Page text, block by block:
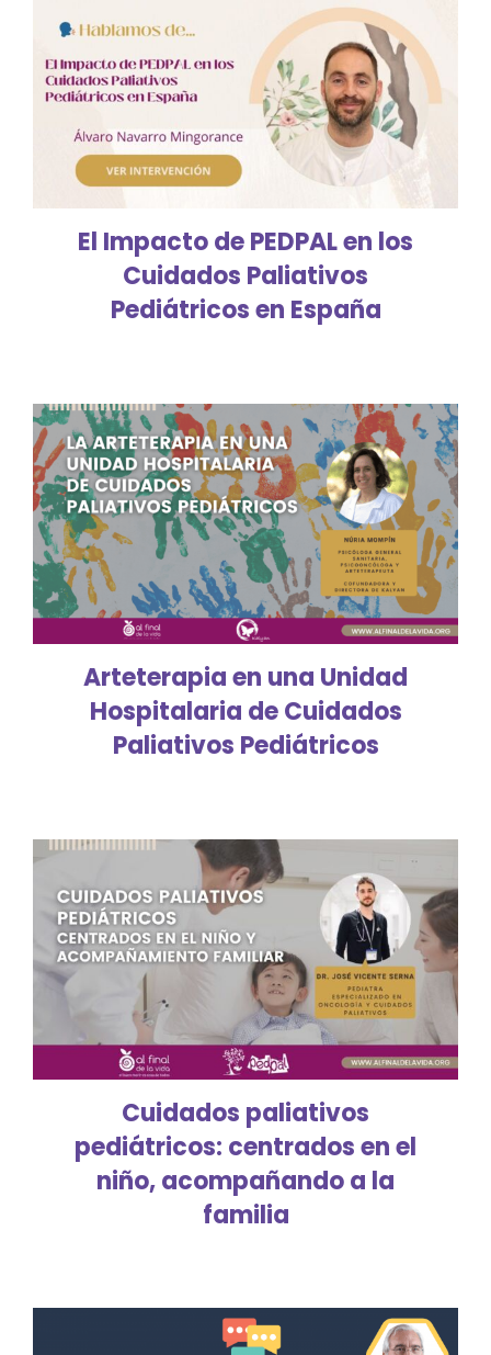
El Impacto de PEDPAL en los
Cuidados Paliativos
Pediátricos en España
Arteterapia en una Unidad
Hospitalaria de Cuidados
Paliativos Pediátricos
Cuidados paliativos
pediátricos: centrados en el
niño, acompañando a la
familia